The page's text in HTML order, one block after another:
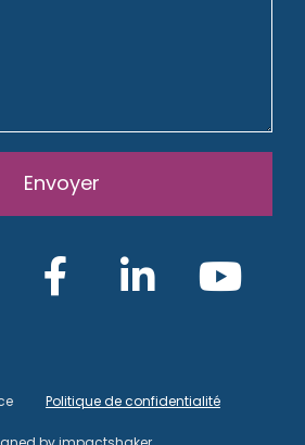
Envoyer
Politique de confidentialité